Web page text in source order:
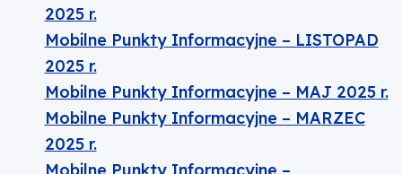
2025 r.
Mobilne Punkty Informacyjne – LISTOPAD
2025 r.
Mobilne Punkty Informacyjne – MAJ 2025 r.
Mobilne Punkty Informacyjne – MARZEC
2025 r.